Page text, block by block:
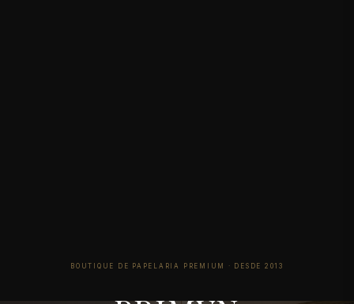
BOUTIQUE DE PAPELARIA PREMIUM · DESDE 2013